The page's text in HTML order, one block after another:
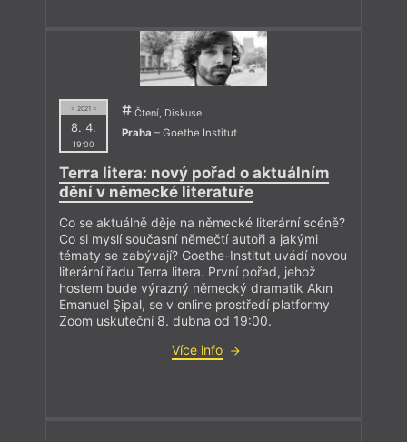
= 2021 =
8. 4.
19:00
Čtení, Diskuse
Praha – Goethe Institut
Terra litera: nový pořad o aktuálním
dění v německé literatuře
Co se aktuálně děje na německé literární scéně?
Co si myslí současní němečtí autoři a jakými
tématy se zabývají? Goethe-Institut uvádí novou
literární řadu Terra litera. První pořad, jehož
hostem bude výrazný německý dramatik Akın
Emanuel Şipal, se v online prostředí platformy
Zoom uskuteční 8. dubna od 19:00.
Více info